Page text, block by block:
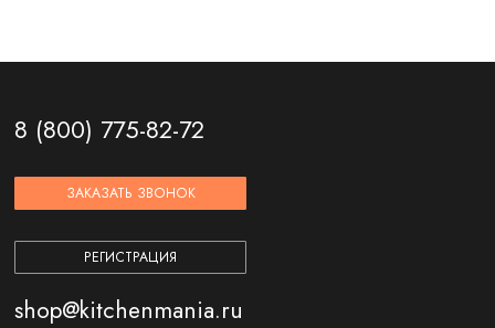
8 (800) 775-82-72
ЗАКАЗАТЬ ЗВОНОК
РЕГИСТРАЦИЯ
shop@kitchenmania.ru